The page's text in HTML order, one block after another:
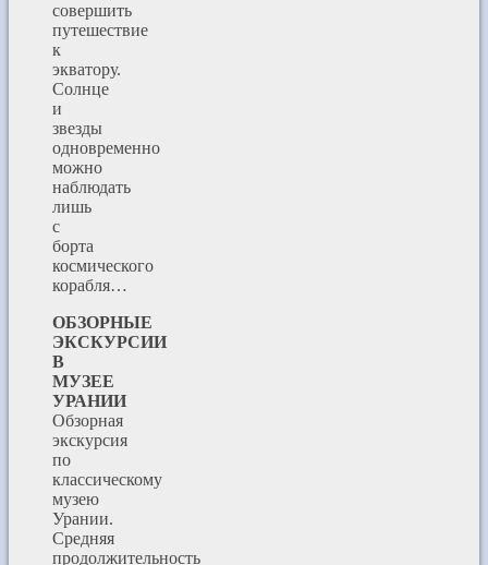
совершить
путешествие
к
экватору.
Солнце
и
звезды
одновременно
можно
наблюдать
лишь
с
борта
космического
корабля…
ОБЗОРНЫЕ
ЭКСКУРСИИ
В
МУЗЕЕ
УРАНИИ
Обзорная
экскурсия
по
классическому
музею
Урании.
Средняя
продолжительность